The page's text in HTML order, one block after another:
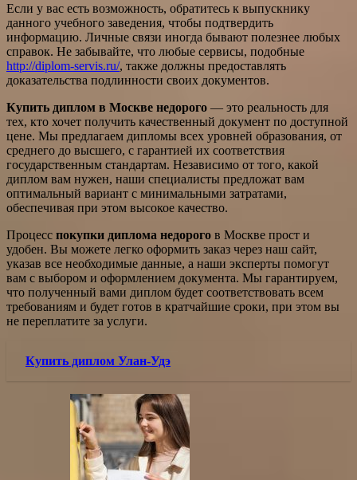
Если у вас есть возможность, обратитесь к выпускнику
данного учебного заведения, чтобы подтвердить
информацию. Личные связи иногда бывают полезнее любых
справок. Не забывайте, что любые сервисы, подобные
http://diplom-servis.ru/, также должны предоставлять
доказательства подлинности своих документов.
Купить диплом в Москве недорого — это реальность для
тех, кто хочет получить качественный документ по доступной
цене. Мы предлагаем дипломы всех уровней образования, от
среднего до высшего, с гарантией их соответствия
государственным стандартам. Независимо от того, какой
диплом вам нужен, наши специалисты предложат вам
оптимальный вариант с минимальными затратами,
обеспечивая при этом высокое качество.
Процесс покупки диплома недорого в Москве прост и
удобен. Вы можете легко оформить заказ через наш сайт,
указав все необходимые данные, а наши эксперты помогут
вам с выбором и оформлением документа. Мы гарантируем,
что полученный вами диплом будет соответствовать всем
требованиям и будет готов в кратчайшие сроки, при этом вы
не переплатите за услуги.
Купить диплом Улан-Удэ